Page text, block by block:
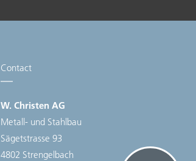
Contact
W. Christen AG
Metall- und Stahlbau
Sägetstrasse 93
4802 Strengelbach